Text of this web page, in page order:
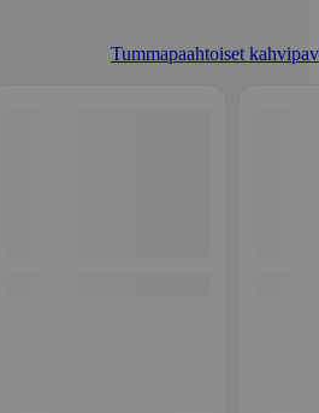
Tummapaahtoiset